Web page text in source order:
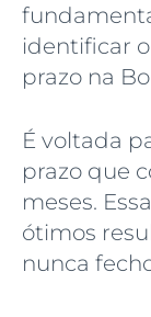
identificar
prazo na
É voltada
prazo que
meses.
ótimos
nunca